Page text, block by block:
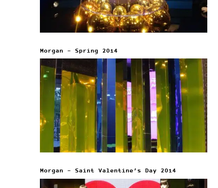
Morgan – Spring 2014
Morgan – Saint Valentine’s Day 2014